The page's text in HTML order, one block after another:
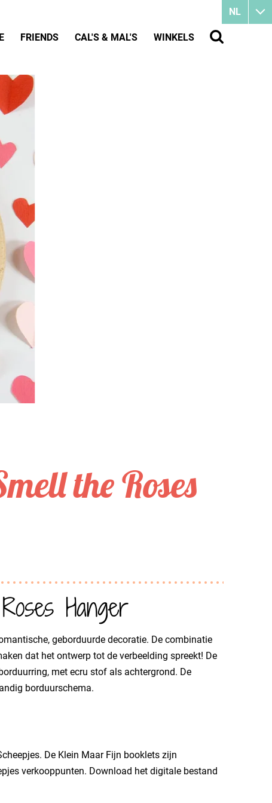
the Roses
Hanger
geborduurde decoratie. De combinatie
dat het ontwerp tot de verbeelding spreekt! De
met ecru stof als achtergrond. De
borduurschema.
De Klein Maar Fijn booklets zijn
verkooppunten. Download het digitale bestand
NL
FRIENDS CAL'S & MAL'S WINKELS